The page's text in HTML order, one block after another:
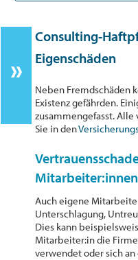
Consulting-
Eigenschäden
Neben Fremdschäden
Existenz gefährden.
zusammengefasst.
Sie in den
Mitarbeiter:innen
Auch eigene
Unterschlagung,
Dies kann
Mitarbeiter:in die
verwendet oder sich